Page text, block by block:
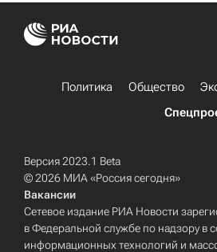
Политика Общество
Версия 2023.1 Beta
© 2026 МИА «Россия сегодня»
Вакансии
Сетевое издание РИА Новости
в Федеральной службе по надзору в
информационных технологий и